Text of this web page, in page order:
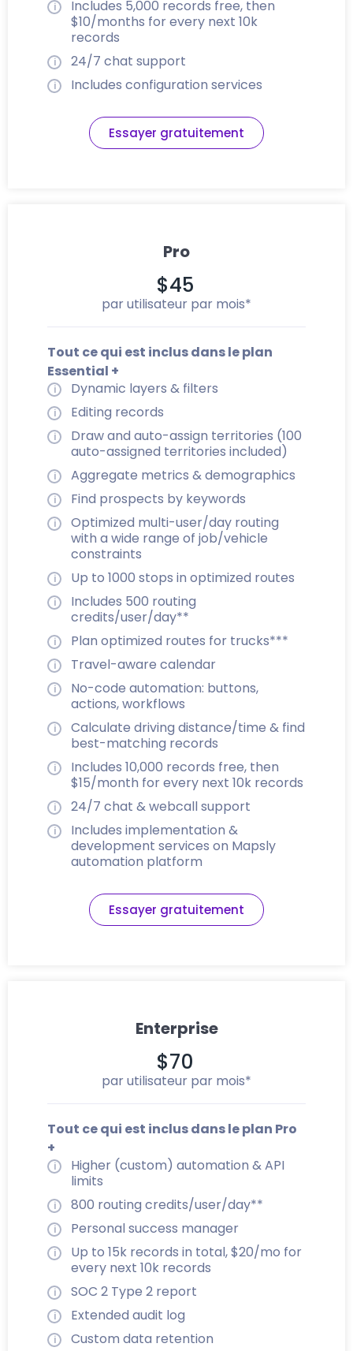
Includes 5,000 records free, then
$10/months for every next 10k
records
24/7 chat support
Includes configuration services
Essayer gratuitement
Pro
$45
par utilisateur par mois*
Tout ce qui est inclus dans le plan
Essential +
Dynamic layers & filters
Editing records
Draw and auto-assign territories (100
auto-assigned territories included)
Aggregate metrics & demographics
Find prospects by keywords
Optimized multi-user/day routing
with a wide range of job/vehicle
constraints
Up to 1000 stops in optimized routes
Includes 500 routing
credits/user/day**
Plan optimized routes for trucks***
Travel-aware calendar
No-code automation: buttons,
actions, workflows
Calculate driving distance/time & find
best-matching records
Includes 10,000 records free, then
$15/month for every next 10k records
24/7 chat & webcall support
Includes implementation &
development services on Mapsly
automation platform
Essayer gratuitement
Enterprise
$70
par utilisateur par mois*
Tout ce qui est inclus dans le plan Pro
+
Higher (custom) automation & API
limits
800 routing credits/user/day**
Personal success manager
Up to 15k records in total, $20/mo for
every next 10k records
SOC 2 Type 2 report
Extended audit log
Custom data retention